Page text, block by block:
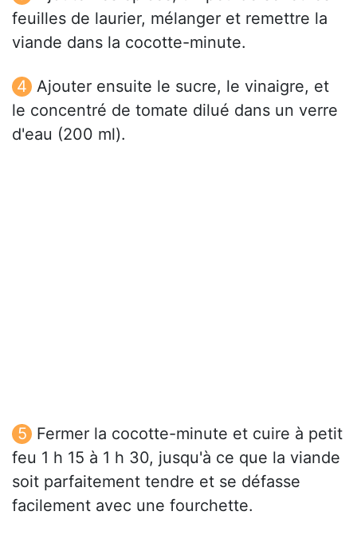
feuilles de laurier, mélanger et remettre la
viande dans la cocotte-minute.
Ajouter ensuite le sucre, le vinaigre, et
le concentré de tomate dilué dans un verre
d'eau (200 ml).
Fermer la cocotte-minute et cuire à petit
feu 1 h 15 à 1 h 30, jusqu'à ce que la viande
soit parfaitement tendre et se défasse
facilement avec une fourchette.